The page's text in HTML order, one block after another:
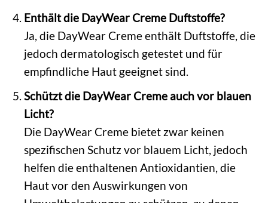
Enthält die DayWear Creme Duftstoffe?
Ja, die DayWear Creme enthält Duftstoffe, die
jedoch dermatologisch getestet und für
empfindliche Haut geeignet sind.
Schützt die DayWear Creme auch vor blauen
Licht?
Die DayWear Creme bietet zwar keinen
spezifischen Schutz vor blauem Licht, jedoch
helfen die enthaltenen Antioxidantien, die
Haut vor den Auswirkungen von